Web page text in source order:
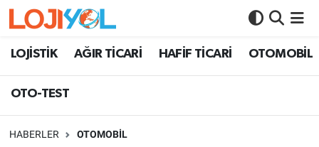
LOJİSTİK AĞIR TİCARİ HAFİF TİCARİ OTOMOBİL
OTO-TEST
HABERLER OTOMOBİL
OTO-TEST